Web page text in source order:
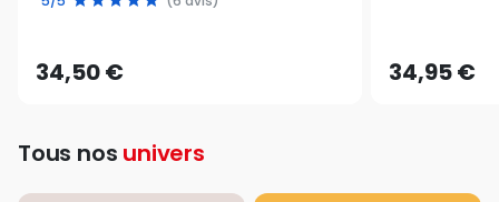
34,50 € 34,95 €
Tous nos univers